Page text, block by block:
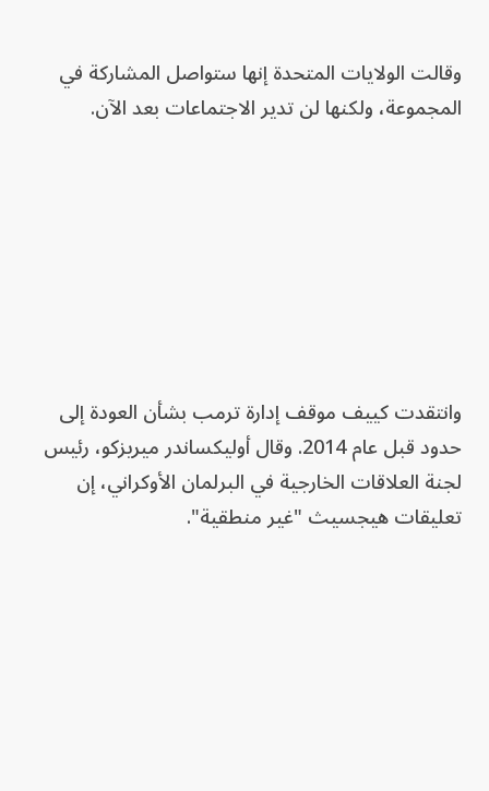
وقالت الولايات المتحدة إنها ستواصل المشاركة في
المجموعة، ولكنها لن تدير الاجتماعات بعد الآن.
وانتقدت كييف موقف إدارة ترمب بشأن العودة إلى
حدود قبل عام 2014. وقال أوليكساندر ميريزكو، رئيس
لجنة العلاقات الخارجية في البرلمان الأوكراني، إن
تعليقات هيجسيث "غير منطقية".